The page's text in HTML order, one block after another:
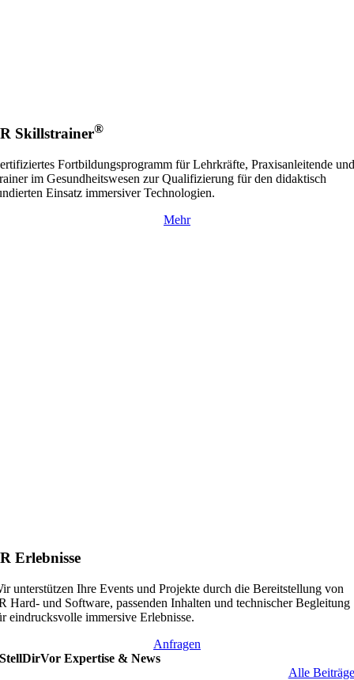
Skillstrainer®
Fortbildungsprogramm für Lehrkräfte, Praxisanleitende
im Gesundheitswesen zur Qualifizierung für den didaktisch
Einsatz immersiver Technologien.
Mehr
Erlebnisse
unterstützen Ihre Events und Projekte durch die Bereitstellung von
Hard- und Software, passenden Inhalten und technischer Begleitung
eindrucksvolle immersive Erlebnisse.
Anfragen
StellDirVor Expertise & News
Alle Beiträge